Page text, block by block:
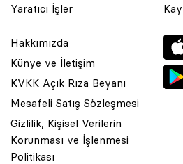
Yaratıcı İşler
Hakkımızda
Künye ve İletişim
KVKK Açık Rıza Beyanı
Mesafeli Satış Sözleşmesi
Gizlilik, Kişisel Verilerin
Korunması ve İşlenmesi
Politikası
© 2001 Rota Yayın Yapım Tanıtım